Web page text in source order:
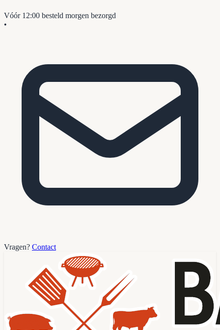
Vóór 12:00 besteld morgen bezorgd
•
Vragen? Contact